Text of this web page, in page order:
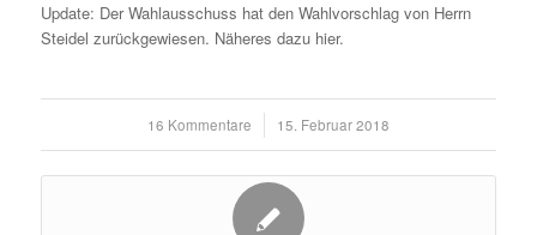
Update: Der Wahlausschuss hat den Wahlvorschlag von Herrn
Steidel zurückgewiesen. Näheres dazu hier.
16 Kommentare
/ 15. Februar 2018